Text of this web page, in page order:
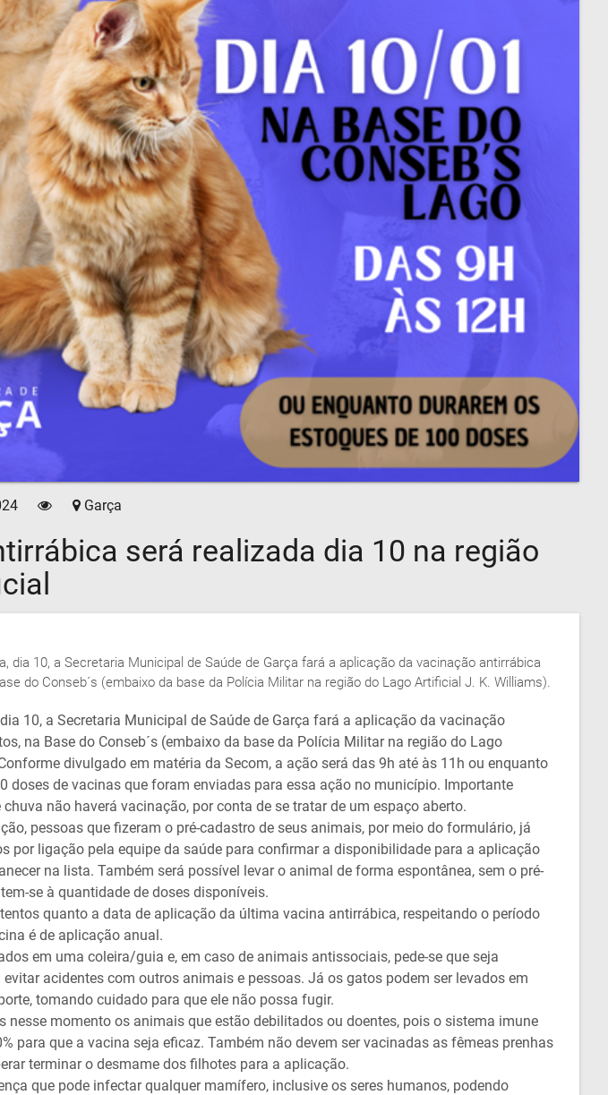
Garça
será realizada dia 10 na região
dia 10, a Secretaria Municipal de Saúde de Garça fará a aplicação da vacinação antirrábica
do Conseb´s (embaixo da base da Polícia Militar na região do Lago Artificial J. K. Williams).
10, a Secretaria Municipal de Saúde de Garça fará a aplicação da vacinação
na Base do Conseb´s (embaixo da base da Polícia Militar na região do Lago
divulgado em matéria da Secom, a ação será das 9h até às 11h ou enquanto
doses de vacinas que foram enviadas para essa ação no município. Importante
não haverá vacinação, por conta de se tratar de um espaço aberto.
pessoas que fizeram o pré-cadastro de seus animais, por meio do formulário, já
por ligação pela equipe da saúde para confirmar a disponibilidade para a aplicação
na lista. Também será possível levar o animal de forma espontânea, sem o pré-
se à quantidade de doses disponíveis.
quanto a data de aplicação da última vacina antirrábica, respeitando o período
é de aplicação anual.
em uma coleira/guia e, em caso de animais antissociais, pede-se que seja
acidentes com outros animais e pessoas. Já os gatos podem ser levados em
tomando cuidado para que ele não possa fugir.
nesse momento os animais que estão debilitados ou doentes, pois o sistema imune
para que a vacina seja eficaz. Também não devem ser vacinadas as fêmeas prenhas
terminar o desmame dos filhotes para a aplicação.
que pode infectar qualquer mamífero, inclusive os seres humanos, podendo